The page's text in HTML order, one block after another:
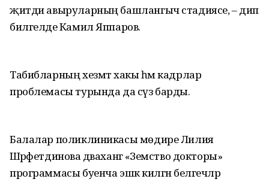
җитди авыруларның башлангыч стадиясе, – дип
билгеләде Камил Яппаров.
Табибларның хезмәт хакы һәм кадрлар
проблемасы турында да сүз барды.
Балалар поликлиникасы мөдире Лилия
Шәрәфетдинова дәваханәгә «Земство докторы»
программасы буенча эшкә килгән белгечләр